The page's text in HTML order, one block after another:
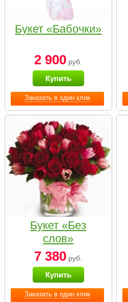
Заказать в один клик
Букет «Бабочки»
2 900 руб.
Купить
Заказать в один клик
Букет «Без
слов»
7 380 руб.
Купить